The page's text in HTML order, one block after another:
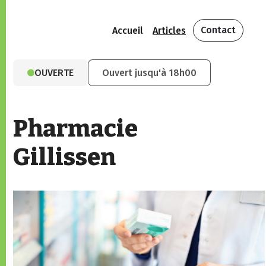
Accueil Articles Contact
OUVERTE Ouvert jusqu'à 18h00
Pharmacie
Gillissen